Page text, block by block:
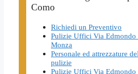
Como
Richiedi un Preventivo
Pulizie Uffici Via Edmondo
Monza
Personale ed attrezzature
pulizie
Pulizie Uffici Via Edmondo